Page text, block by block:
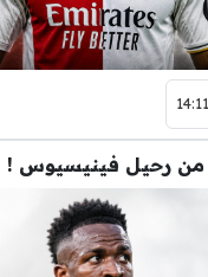
من رحيل فينيسيوس !